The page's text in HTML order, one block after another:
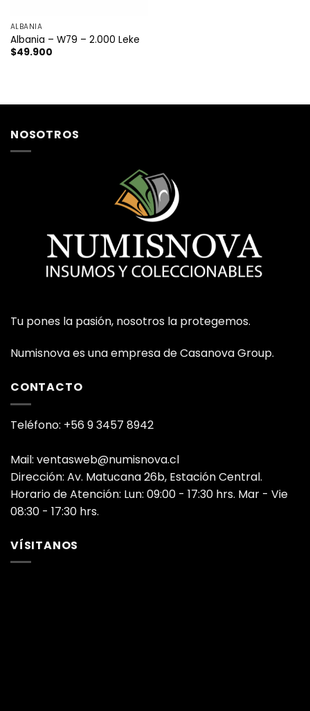
ALBANIA
Albania – W79 – 2.000 Leke
$49.900
NOSOTROS
Tu pones la pasión, nosotros la protegemos.
Numisnova es una empresa de Casanova Group.
CONTACTO
Teléfono: +56 9 3457 8942
Mail: ventasweb@numisnova.cl
Dirección: Av. Matucana 26b, Estación Central.
Horario de Atención: Lun: 09:00 - 17:30 hrs. Mar - Vie
08:30 - 17:30 hrs.
VÍSITANOS